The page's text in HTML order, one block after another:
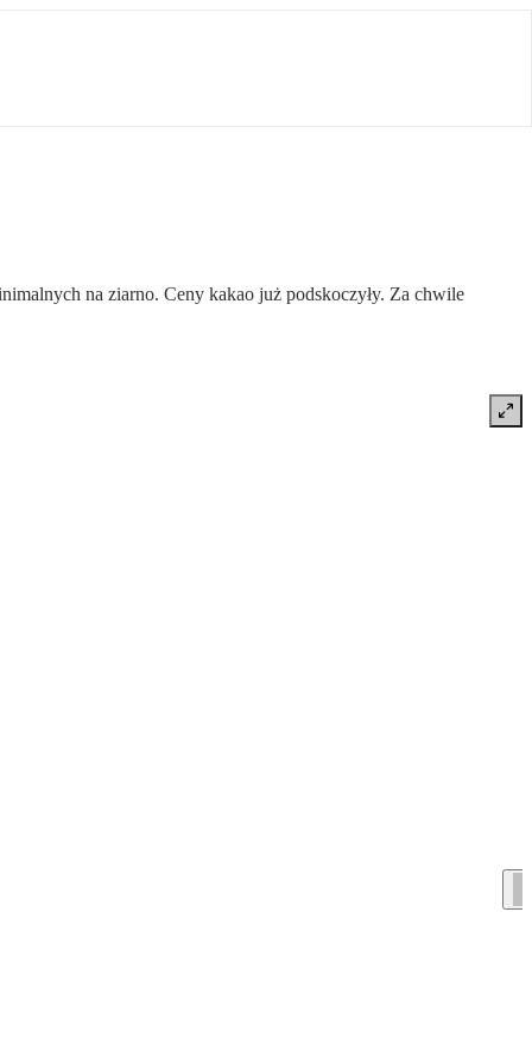
na ziarno. Ceny kakao już podskoczyły. Za chwile